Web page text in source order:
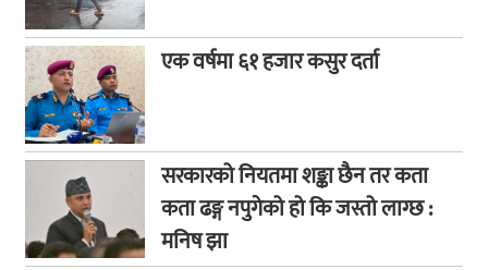
एक वर्षमा ६१ हजार कसुर दर्ता
सरकारको नियतमा शङ्का छैन तर कता
कता ढङ्ग नपुगेको हो कि जस्तो लाग्छ :
मनिष झा